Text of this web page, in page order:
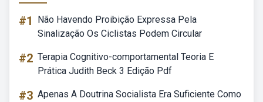
#1
Não Havendo Proibição Expressa Pela
Sinalização Os Ciclistas Podem Circular
#2 Terapia Cognitivo-comportamental Teoria E
Prática Judith Beck 3 Edição Pdf
#3 Apenas A Doutrina Socialista Era Suficiente Como